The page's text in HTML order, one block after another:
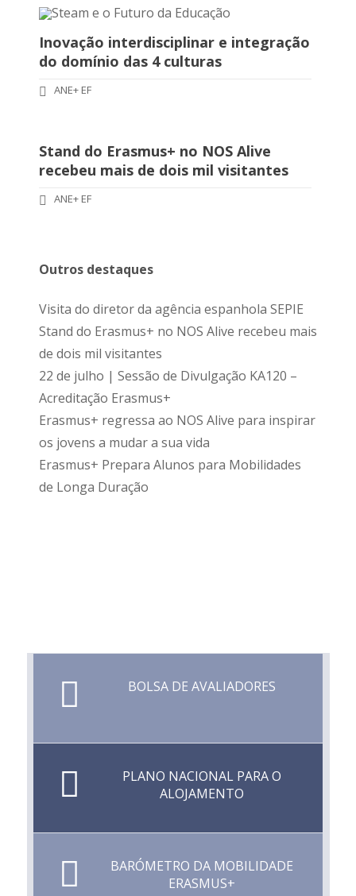
Inovação interdisciplinar e integração
do domínio das 4 culturas
ANE+ EF
Stand do Erasmus+ no NOS Alive
recebeu mais de dois mil visitantes
ANE+ EF
Outros destaques
Visita do diretor da agência espanhola SEPIE
Stand do Erasmus+ no NOS Alive recebeu mais
de dois mil visitantes
22 de julho | Sessão de Divulgação KA120 –
Acreditação Erasmus+
Erasmus+ regressa ao NOS Alive para inspirar
os jovens a mudar a sua vida
Erasmus+ Prepara Alunos para Mobilidades
de Longa Duração
BOLSA DE AVALIADORES
PLANO NACIONAL PARA O
ALOJAMENTO
BARÓMETRO DA MOBILIDADE
ERASMUS+